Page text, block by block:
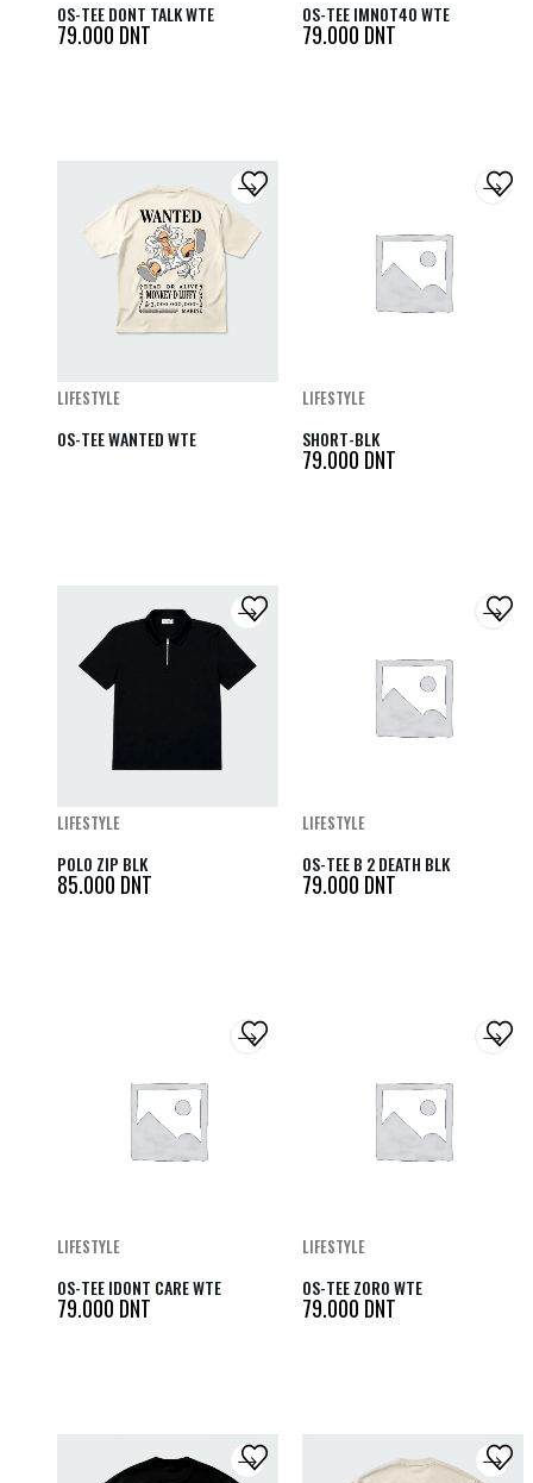
OS-TEE DONT TALK WTE
79.000 DNT
OS-TEE IMNOT40 WTE
79.000 DNT
LIFESTYLE
OS-TEE WANTED WTE
LIFESTYLE
SHORT-BLK
79.000 DNT
LIFESTYLE
POLO ZIP BLK
85.000 DNT
LIFESTYLE
OS-TEE B 2 DEATH BLK
79.000 DNT
LIFESTYLE
OS-TEE IDONT CARE WTE
79.000 DNT
LIFESTYLE
OS-TEE ZORO WTE
79.000 DNT